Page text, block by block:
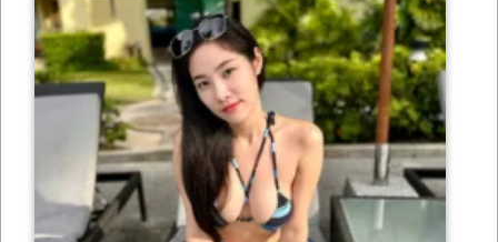
ดัง
คน
กระแส
เซ็กซี่
ONLYFANS
TIKTOK